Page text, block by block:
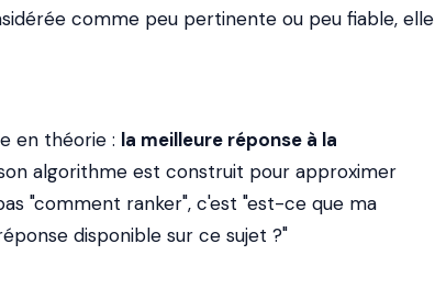
comme peu pertinente ou peu fiable, elle
en théorie : la meilleure réponse à la
algorithme est construit pour approximer
"comment ranker", c'est "est-ce que ma
disponible sur ce sujet ?"